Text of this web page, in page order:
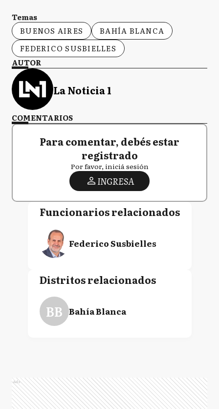
Temas
BUENOS AIRES
BAHÍA BLANCA
FEDERICO SUSBIELLES
AUTOR
La Noticia 1
COMENTARIOS
Para comentar, debés estar
registrado
Por favor, iniciá sesión
INGRESA
Funcionarios relacionados
Federico Susbielles
Distritos relacionados
BB Bahía Blanca
Ads